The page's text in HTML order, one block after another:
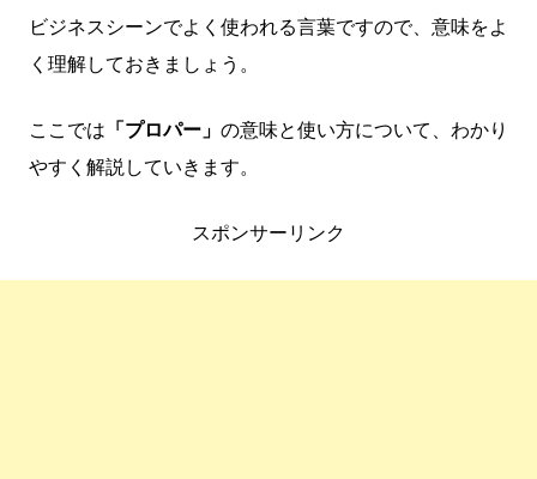
ビジネスシーンでよく使われる言葉ですので、意味をよ
く理解しておきましょう。
ここでは 「プロパー」 の意味と使い方について、わかり
やすく解説していきます。
スポンサーリンク